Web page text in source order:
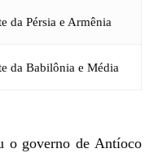
da Pérsia e Armênia
da Babilônia e Média
o governo de Antíoco